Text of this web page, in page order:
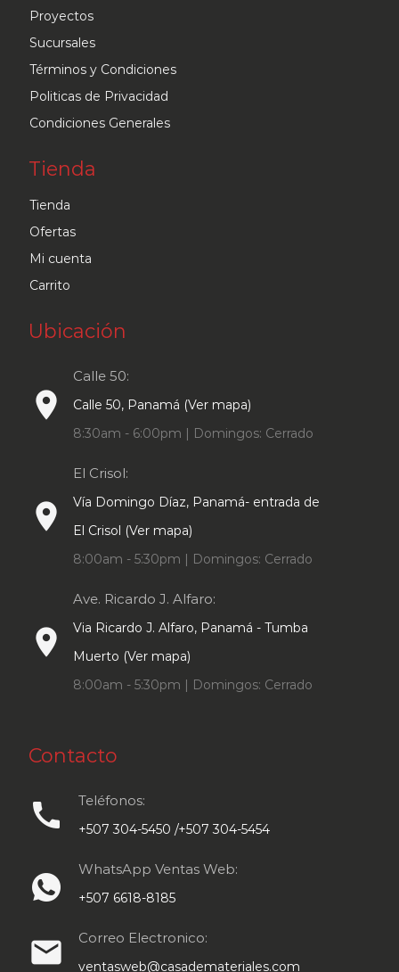
Proyectos
Sucursales
Términos y Condiciones
Politicas de Privacidad
Condiciones Generales
Tienda
Tienda
Ofertas
Mi cuenta
Carrito
Ubicación
place
Calle 50:
Calle 50, Panamá (Ver mapa)
8:30am - 6:00pm | Domingos: Cerrado
place
El Crisol:
Vía Domingo Díaz, Panamá- entrada de
El Crisol (Ver mapa)
8:00am - 5:30pm | Domingos: Cerrado
place
Ave. Ricardo J. Alfaro:
Via Ricardo J. Alfaro, Panamá - Tumba
Muerto (Ver mapa)
8:00am - 5:30pm | Domingos: Cerrado
Contacto
call Teléfonos:
+507 304-5450 /+507 304-5454
WhatsApp Ventas Web:
+507 6618-8185
email Correo Electronico:
ventasweb@casademateriales.com